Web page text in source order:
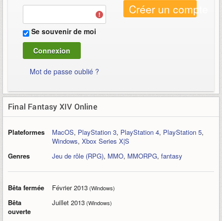
Se souvenir de moi
Mot de passe oublié ?
Créer un compte
Final Fantasy XIV Online
Plateformes MacOS, PlayStation 3, PlayStation 4, PlayStation 5,
Windows, Xbox Series X|S
Genres
Jeu de rôle (RPG), MMO, MMORPG, fantasy
Bêta fermée Février 2013(Windows)
Bêta
ouverte
Juillet 2013(Windows)